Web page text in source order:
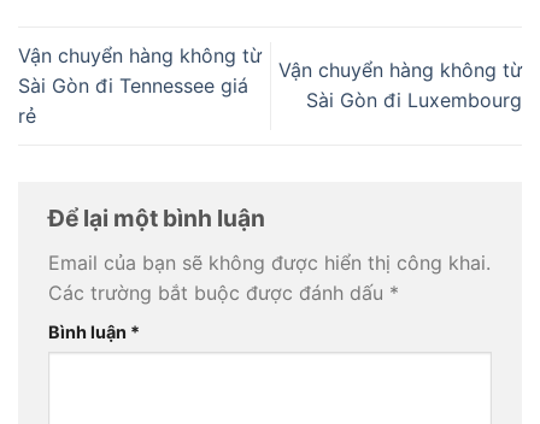
Vận chuyển hàng không từ
Sài Gòn đi Tennessee giá
rẻ
Vận chuyển hàng không từ
Sài Gòn đi Luxembourg
Để lại một bình luận
Email của bạn sẽ không được hiển thị công khai.
Các trường bắt buộc được đánh dấu *
Bình luận *